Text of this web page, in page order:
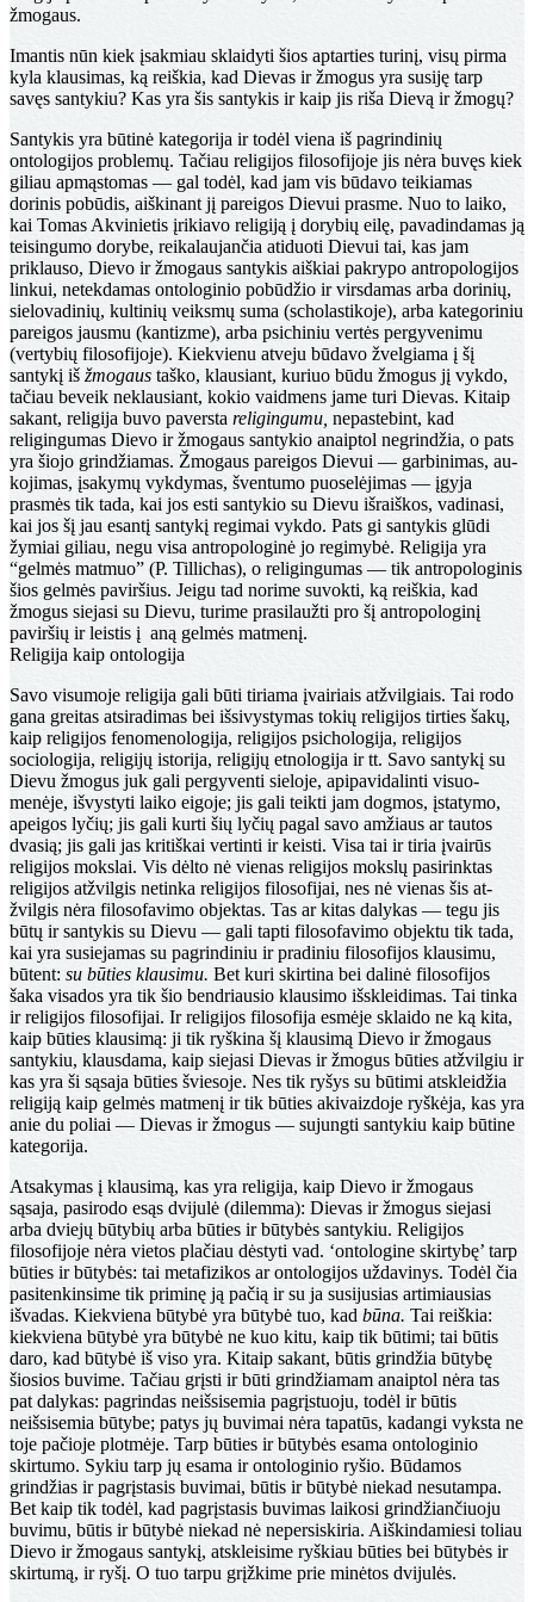
žmogaus.
Imantis nūn kiek įsakmiau sklaidyti šios aptarties tu­rinį, visų pirma
kyla klausimas, ką reiškia, kad Dievas ir žmogus yra susiję tarp
savęs santykiu? Kas yra šis san­tykis ir kaip jis riša Dievą ir žmogų?
Santykis yra būtinė kategorija ir todėl viena iš pa­grindinių
ontologijos problemų. Tačiau religijos filoso­fijoje jis nėra buvęs kiek
giliau apmąstomas — gal todėl, kad jam vis būdavo teikiamas
dorinis pobūdis, aiškinant jį pareigos Dievui prasme. Nuo to laiko,
kai Tomas Akvinietis įrikiavo religiją į dorybių eilę, pavadindamas ją
teisingumo dorybe, reikalaujančia atiduoti Dievui tai, kas jam
priklauso, Dievo ir žmogaus santykis aiškiai pakrypo antropologijos
linkui, netekdamas ontologinio pobū­džio ir virsdamas arba dorinių,
sielovadinių, kultinių veiksmų suma (scholastikoje), arba kategoriniu
pareigos jausmu (kantizme), arba psichiniu vertės pergyvenimu
(vertybių filosofijoje). Kiekvienu atveju būdavo žvelgia­ma į šį
santykį iš žmogaus taško, klausiant, kuriuo būdu žmogus jį vykdo,
tačiau beveik neklausiant, kokio vaid­mens jame turi Dievas. Kitaip
sakant, religija buvo pa­versta religingumu, nepastebint, kad
religingumas Dievo ir žmogaus santykio anaiptol negrindžia, o pats
yra šiojo grindžiamas. Žmogaus pareigos Dievui — garbinimas, au­
kojimas, įsakymų vykdymas, šventumo puoselėjimas — įgyja
prasmės tik tada, kai jos esti santykio su Dievu iš­raiškos, vadinasi,
kai jos šį jau esantį santykį regimai vykdo. Pats gi santykis glūdi
žymiai giliau, negu visa antropologinė jo regimybė. Religija yra
“gelmės matmuo” (P. Tillichas), o religingumas — tik antropologinis
šios gelmės paviršius. Jeigu tad norime suvokti, ką reiškia, kad
žmogus siejasi su Dievu, turime prasilaužti pro šį antropologinį
paviršių ir leistis į aną gelmės matmenį.
Religija kaip ontologija
Savo visumoje religija gali būti tiriama įvairiais at­žvilgiais. Tai rodo
gana greitas atsiradimas bei išsivysty­mas tokių religijos tirties šakų,
kaip religijos fenomeno­logija, religijos psichologija, religijos
sociologija, religijų istorija, religijų etnologija ir tt. Savo santykį su
Dievu žmogus juk gali pergyventi sieloje, apipavidalinti visuo­
menėje, išvystyti laiko eigoje; jis gali teikti jam dogmos, įstatymo,
apeigos lyčių; jis gali kurti šių lyčių pagal savo amžiaus ar tautos
dvasią; jis gali jas kritiškai vertin­ti ir keisti. Visa tai ir tiria įvairūs
religijos mokslai. Vis dėlto nė vienas religijos mokslų pasirinktas
religijos atžvilgis netinka religijos filosofijai, nes nė vienas šis at­
žvilgis nėra filosofavimo objektas. Tas ar kitas dalykas — tegu jis
būtų ir santykis su Dievu — gali tapti filosofa­vimo objektu tik tada,
kai yra susiejamas su pagrindiniu ir pradiniu filosofijos klausimu,
būtent: su būties klausi­mu. Bet kuri skirtina bei dalinė filosofijos
šaka visados yra tik šio bendriausio klausimo išskleidimas. Tai tinka
ir religijos filosofijai. Ir religijos filosofija esmėje sklaido ne ką kita,
kaip būties klausimą: ji tik ryškina šį klausi­mą Dievo ir žmogaus
santykiu, klausdama, kaip siejasi Dievas ir žmogus būties atžvilgiu ir
kas yra ši sąsaja bū­ties šviesoje. Nes tik ryšys su būtimi atskleidžia
religiją kaip gelmės matmenį ir tik būties akivaizdoje ryškėja, kas yra
anie du poliai — Dievas ir žmogus — sujungti santykiu kaip būtine
kategorija.
Atsakymas į klausimą, kas yra religija, kaip Dievo ir žmogaus
sąsaja, pasirodo esąs dvijulė (dilemma): Dievas ir žmogus siejasi
arba dviejų būtybių arba būties ir bū­tybės santykiu. Religijos
filosofijoje nėra vietos plačiau dėstyti vad. ‘ontologine skirtybę’ tarp
būties ir būtybės: tai metafizikos ar ontologijos uždavinys. Todėl čia
pasi­tenkinsime tik priminę ją pačią ir su ja susijusias arti­miausias
išvadas. Kiekviena būtybė yra būtybė tuo, kad būna. Tai reiškia:
kiekviena būtybė yra būtybė ne kuo kitu, kaip tik būtimi; tai būtis
daro, kad būtybė iš viso yra. Kitaip sakant, būtis grindžia būtybę
šiosios buvime. Tačiau grįsti ir būti grindžiamam anaiptol nėra tas
pat dalykas: pagrindas neišsisemia pagrįstuoju, todėl ir būtis
neišsisemia būtybe; patys jų buvimai nėra tapatūs, ka­dangi vyksta ne
toje pačioje plotmėje. Tarp būties ir bū­tybės esama ontologinio
skirtumo. Sykiu tarp jų esama ir ontologinio ryšio. Būdamos
grindžias ir pagrįstasis bu­vimai, būtis ir būtybė niekad nesutampa.
Bet kaip tik to­dėl, kad pagrįstasis buvimas laikosi grindžiančiuoju
buvimu, būtis ir būtybė niekad nė nepersiskiria. Aiškinda­miesi toliau
Dievo ir žmogaus santykį, atskleisime ryškiau būties bei būtybės ir
skirtumą, ir ryšį. O tuo tarpu grįž­kime prie minėtos dvijulės.